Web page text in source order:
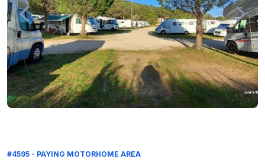
#4595 - PAYING MOTORHOME AREA